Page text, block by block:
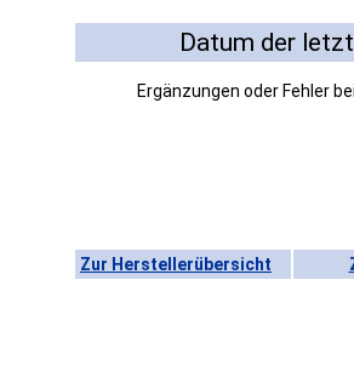
Datum der
Ergänzungen oder Fehler
Zur Herstellerübersicht